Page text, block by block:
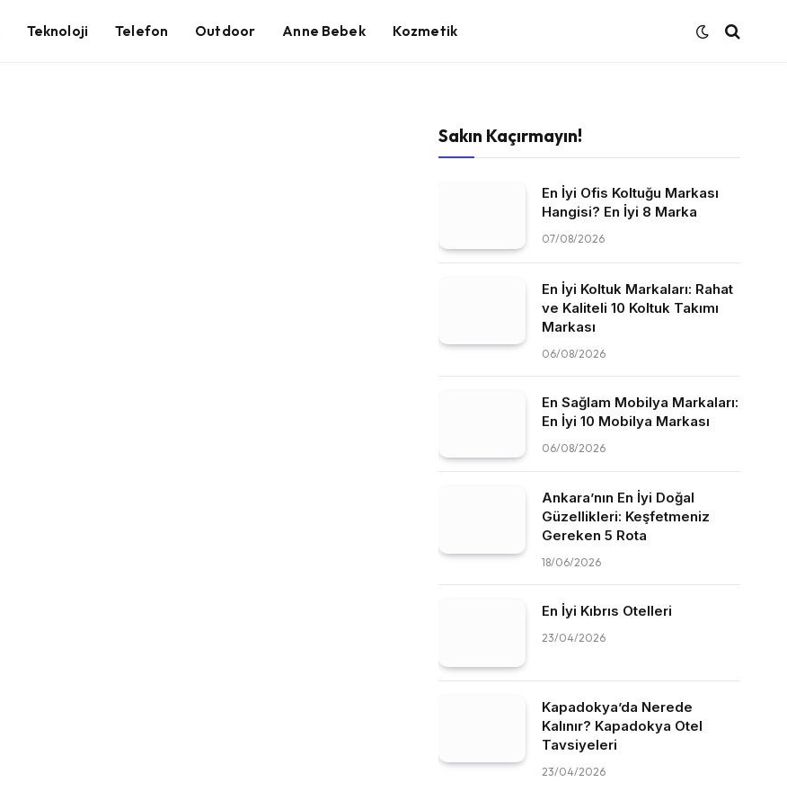
Teknoloji Telefon Outdoor Anne Bebek Kozmetik
Sakın Kaçırmayın!
En İyi Ofis Koltuğu Markası
Hangisi? En İyi 8 Marka
07/08/2026
En İyi Koltuk Markaları: Rahat
ve Kaliteli 10 Koltuk Takımı
Markası
06/08/2026
En Sağlam Mobilya Markaları:
En İyi 10 Mobilya Markası
06/08/2026
Ankara’nın En İyi Doğal
Güzellikleri: Keşfetmeniz
Gereken 5 Rota
18/06/2026
En İyi Kıbrıs Otelleri
23/04/2026
Kapadokya’da Nerede
Kalınır? Kapadokya Otel
Tavsiyeleri
23/04/2026